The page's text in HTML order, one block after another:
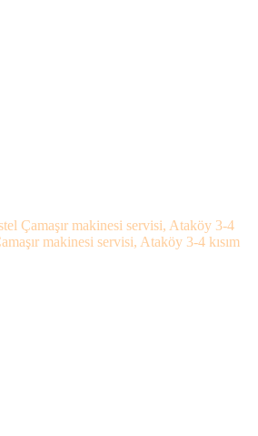
Çamaşır makinesi servisi, Ataköy 3-4
makinesi servisi, Ataköy 3-4 kısım